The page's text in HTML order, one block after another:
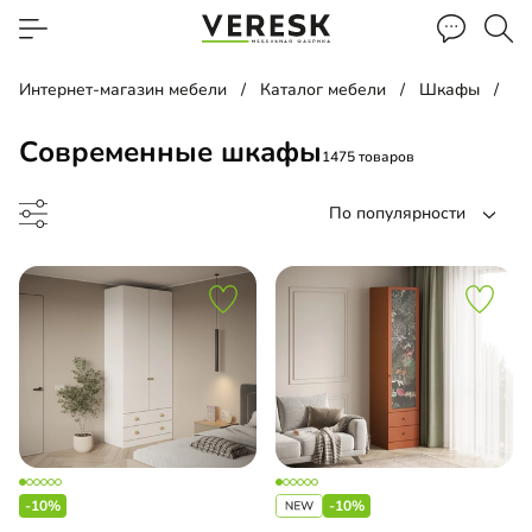
Интернет-магазин мебели Каталог мебели Шкафы
Современные шкафы1475 товаров
По популярности
гармошка
угловой
-10% -10%